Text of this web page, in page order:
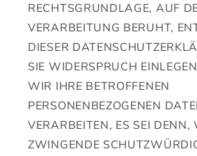
RECHTSGRUNDLAGE, AUF
VERARBEITUNG BERUHT,
DIESER
SIE WIDERSPRUCH
WIR IHRE BETROFFENEN
PERSONENBEZOGENEN
VERARBEITEN, ES SEI DENN,
ZWINGENDE